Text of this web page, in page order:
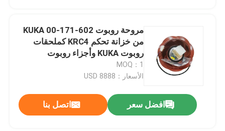
for UR cobot pneumatic gripper
مروحة روبوت KUKA 00-171-602
من خزانة تحكم KRC4 كملحقات
روبوت KUKA وأجزاء روبوت
MOQ：1
الأسعار：8888 USD
افضل سعر اتصل بنا